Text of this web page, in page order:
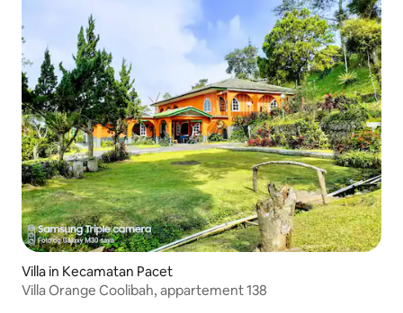
Villa in Kecamatan Pacet
Villa Orange Coolibah, appartement 138